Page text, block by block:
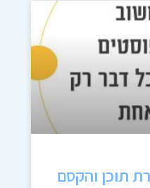
תוכן והקסם